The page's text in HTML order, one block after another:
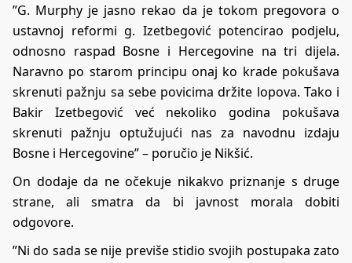
”G. Murphy je jasno rekao da je tokom pregovora o
ustavnoj reformi g. Izetbegović potencirao podjelu,
odnosno raspad Bosne i Hercegovine na tri dijela.
Naravno po starom principu onaj ko krade pokušava
skrenuti pažnju sa sebe povicima držite lopova. Tako i
Bakir Izetbegović već nekoliko godina pokušava
skrenuti pažnju optužujući nas za navodnu izdaju
Bosne i Hercegovine” – poručio je Nikšić.
On dodaje da ne očekuje nikakvo priznanje s druge
strane, ali smatra da bi javnost morala dobiti
odgovore.
”Ni do sada se nije previše stidio svojih postupaka zato